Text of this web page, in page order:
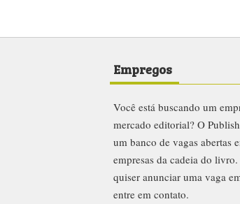
Empregos
Você está buscando um
mercado editorial? O
um banco de vagas abertas
empresas da cadeia do
quiser anunciar uma vaga
entre em contato.